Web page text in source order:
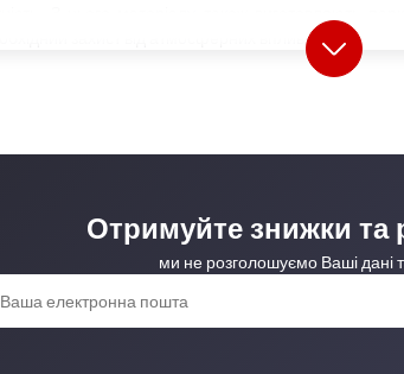
захист від атмосферних впливів.
ребрами жорсткості витримує значні
Отримуйте знижки та
ми не розголошуємо Ваші дані